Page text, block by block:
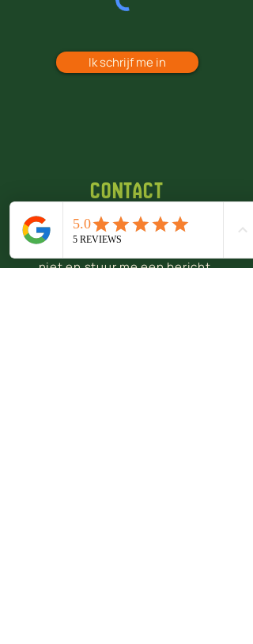
Ik schrijf me in
Contact
Ik vind het leuk om je vraag of
opmerking te horen, dus schroom
niet en stuur me een bericht.